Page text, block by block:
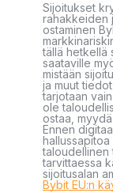
Sijoitukset
rahakkeiden
ostaminen
tällä hetkellä
saataville
mistään
ja muut
tarjotaan
ole
ostaa,
Ennen
taloudellinen
tarvittaessa
sijoitusalan
Bybit EU:n